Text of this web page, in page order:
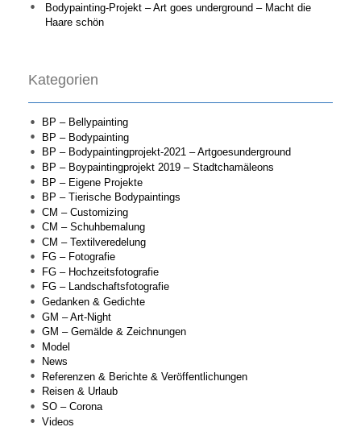
Bodypainting-Projekt – Art goes underground – Macht die
Haare schön
Kategorien
BP – Bellypainting
BP – Bodypainting
BP – Bodypaintingprojekt-2021 – Artgoesunderground
BP – Boypaintingprojekt 2019 – Stadtchamäleons
BP – Eigene Projekte
BP – Tierische Bodypaintings
CM – Customizing
CM – Schuhbemalung
CM – Textilveredelung
FG – Fotografie
FG – Hochzeitsfotografie
FG – Landschaftsfotografie
Gedanken & Gedichte
GM – Art-Night
GM – Gemälde & Zeichnungen
Model
News
Referenzen & Berichte & Veröffentlichungen
Reisen & Urlaub
SO – Corona
Videos